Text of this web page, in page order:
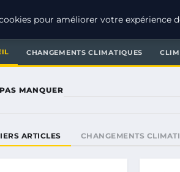
CHANGEMENTS CLIMATIQUES
MANQUER
ARTICLES CHANGEMENTS
pour améliorer votre